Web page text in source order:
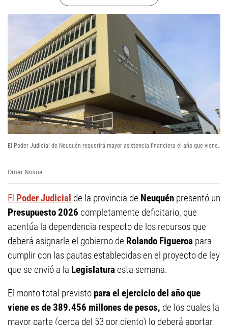
El Poder Judicial de Neuquén requerirá mayor asistencia financiera el año que viene.
Omar Novoa
El Poder Judicial de la provincia de Neuquén presentó un
Presupuesto 2026 completamente deficitario, que
acentúa la dependencia respecto de los recursos que
deberá asignarle el gobierno de Rolando Figueroa para
cumplir con las pautas establecidas en el proyecto de ley
que se envió a la Legislaturaesta semana.
El monto total previsto para el ejercicio del año que
viene es de 389.456 millones de pesos, de los cuales la
mayor parte (cerca del 53 por ciento) lo deberá aportar